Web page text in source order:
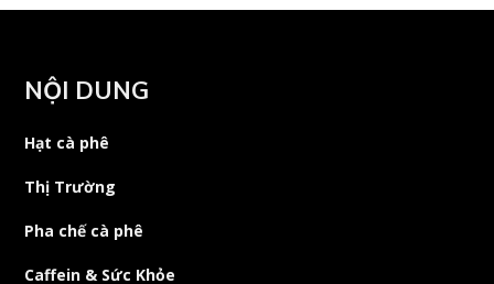
NỘI DUNG
Hạt cà phê
Thị Trường
Pha chế cà phê
Caffein & Sức Khỏe